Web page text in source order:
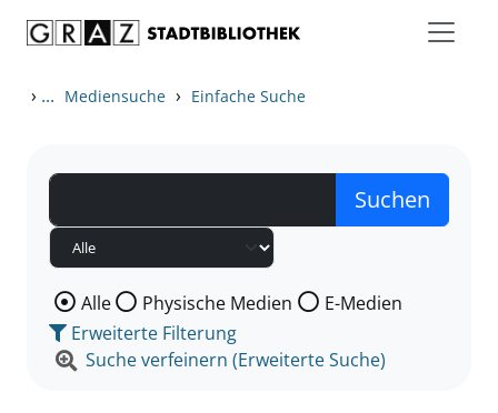
› ... Mediensuche › Einfache Suche
Wählen Sie die Medienart nach der Sie suchen wollen.
Alle Physische Medien
E-Medien
Erweiterte Filterung
Suche verfeinern (Erweiterte Suche)